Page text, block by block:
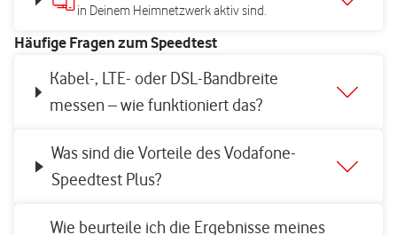
in Deinem Heimnetzwerk aktiv sind.
Häufige Fragen zum Speedtest
Kabel-, LTE- oder DSL-Bandbreite
messen – wie funktioniert das?
Was sind die Vorteile des Vodafone-
Speedtest Plus?
Wie beurteile ich die Ergebnisse meines